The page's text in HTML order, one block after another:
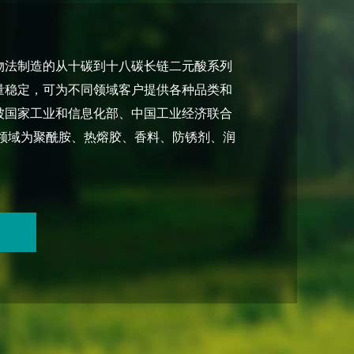
制造的从十碳到十八碳长链二元酸系列
定，可为不同领域客户提供各种品类和
家工业和信息化部、中国工业经济联合
为聚酰胺、热熔胶、香料、防锈剂、润